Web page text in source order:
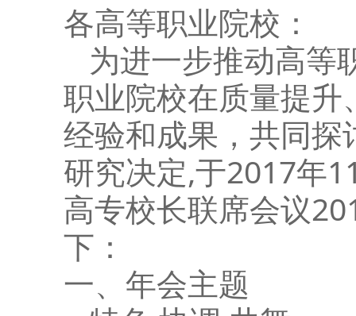
各高等职业院校：
为进一步推动高等
职业院校在质量提
经验和成果，共同
研究决定,于2017年
高专校长联席会议
下：
一、年会主题